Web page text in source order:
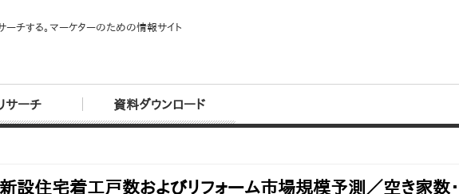
ーチする。マーケターのための情報サイト
サーチ 資料ダウンロード
新設住宅着工戸数およびリフォーム市場規模予測／空き家数